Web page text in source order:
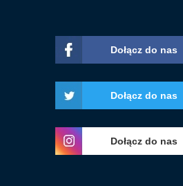
Dołącz do nas
Dołącz do nas
Dołącz do nas